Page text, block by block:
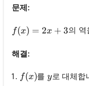
문제:
f(x)=2 x+3
f(x) = 2x + 3의 역
해결:
f(x)
f(x)를y
y로 대체합